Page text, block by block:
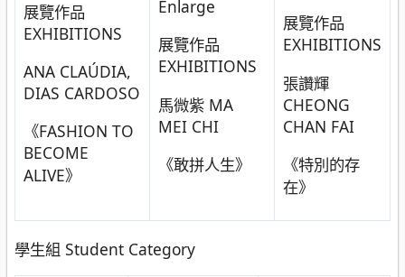
展覽作品
EXHIBITIONS
ANA CLAÚDIA,
DIAS CARDOSO
《FASHION TO
BECOME
ALIVE》
展覽作品
EXHIBITIONS
馬微紫 MA
MEI CHI
《敢拼人生》
展覽作品
EXHIBITIONS
張讚輝
CHEONG
CHAN FAI
《特別的存
在》
學生組 Student Category